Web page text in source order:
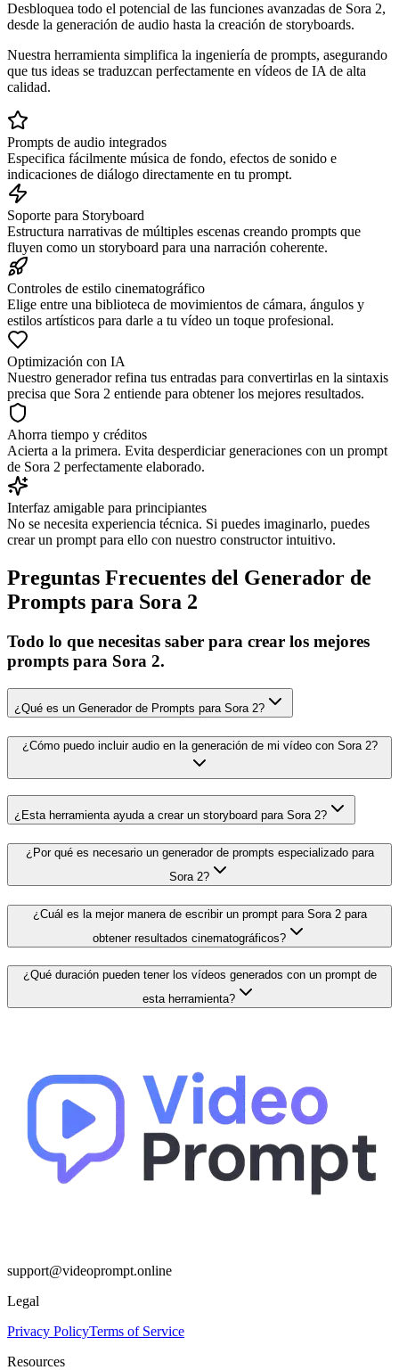
Desbloquea todo el potencial de las funciones avanzadas de Sora 2,
desde la generación de audio hasta la creación de storyboards.
Nuestra herramienta simplifica la ingeniería de prompts, asegurando
que tus ideas se traduzcan perfectamente en vídeos de IA de alta
calidad.
Prompts de audio integrados
Especifica fácilmente música de fondo, efectos de sonido e
indicaciones de diálogo directamente en tu prompt.
Soporte para Storyboard
Estructura narrativas de múltiples escenas creando prompts que
fluyen como un storyboard para una narración coherente.
Controles de estilo cinematográfico
Elige entre una biblioteca de movimientos de cámara, ángulos y
estilos artísticos para darle a tu vídeo un toque profesional.
Optimización con IA
Nuestro generador refina tus entradas para convertirlas en la sintaxis
precisa que Sora 2 entiende para obtener los mejores resultados.
Ahorra tiempo y créditos
Acierta a la primera. Evita desperdiciar generaciones con un prompt
de Sora 2 perfectamente elaborado.
Interfaz amigable para principiantes
No se necesita experiencia técnica. Si puedes imaginarlo, puedes
crear un prompt para ello con nuestro constructor intuitivo.
Preguntas Frecuentes del Generador de
Prompts para Sora 2
Todo lo que necesitas saber para crear los mejores
prompts para Sora 2.
¿Qué es un Generador de Prompts para Sora 2?
¿Cómo puedo incluir audio en la generación de mi vídeo con Sora 2?
¿Esta herramienta ayuda a crear un storyboard para Sora 2?
¿Por qué es necesario un generador de prompts especializado para
Sora 2?
¿Cuál es la mejor manera de escribir un prompt para Sora 2 para
obtener resultados cinematográficos?
¿Qué duración pueden tener los vídeos generados con un prompt de
esta herramienta?
support@videoprompt.online
Legal
Privacy PolicyTerms of Service
Resources